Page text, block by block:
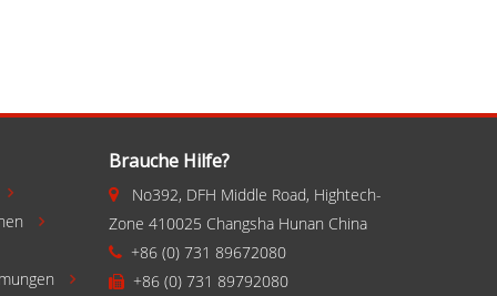



Brauche Hilfe?
 No392, DFH Middle Road, Hightech-
Zone 410025 Changsha Hunan China
 +86 (0) 731 89672080
 +86 (0) 731 89792080